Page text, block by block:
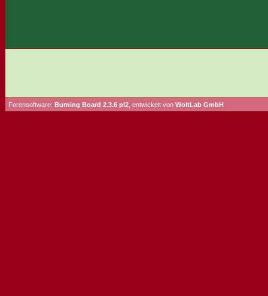
Forensoftware: Burning Board 2.3.6 pl2 , entwickelt von WoltLab GmbH